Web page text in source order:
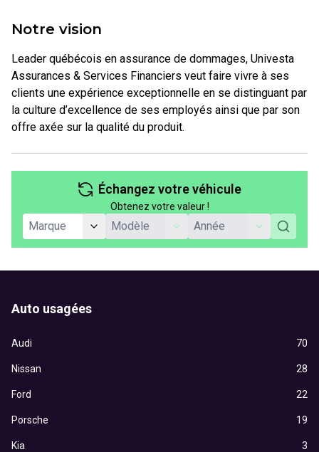
Notre vision
Leader québécois en assurance de dommages, Univesta
Assurances & Services Financiers veut faire vivre à ses
clients une expérience exceptionnelle en se distinguant par
la culture d’excellence de ses employés ainsi que par son
offre axée sur la qualité du produit.
Échangez votre véhicule
Obtenez votre valeur !
Auto usagées
Audi 70
Nissan 28
Ford 22
Porsche 19
Kia 3